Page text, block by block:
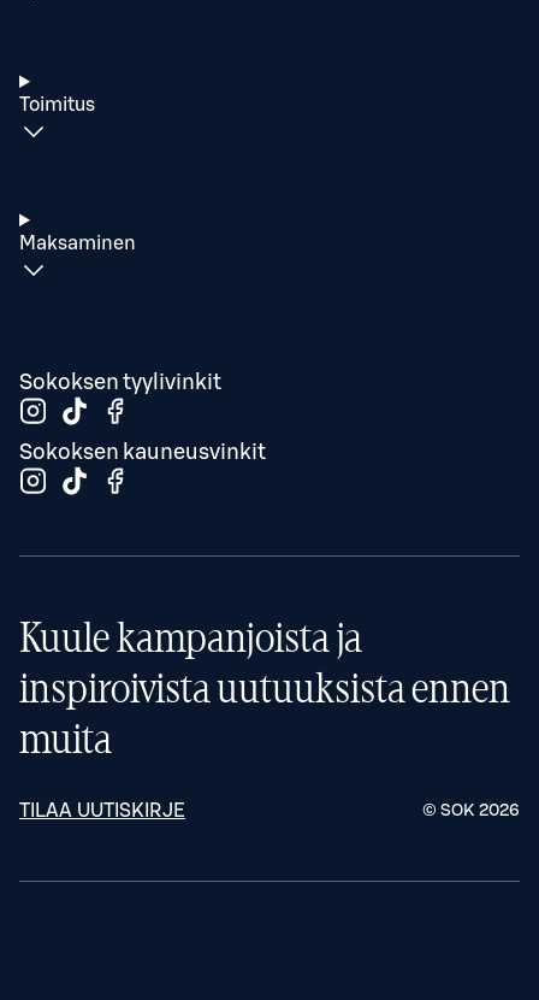
Toimitus
Maksaminen
Sokoksen tyylivinkit
Sokoksen kauneusvinkit
Kuule kampanjoista ja
inspiroivista uutuuksista ennen
muita
TILAA UUTISKIRJE © SOK 2026